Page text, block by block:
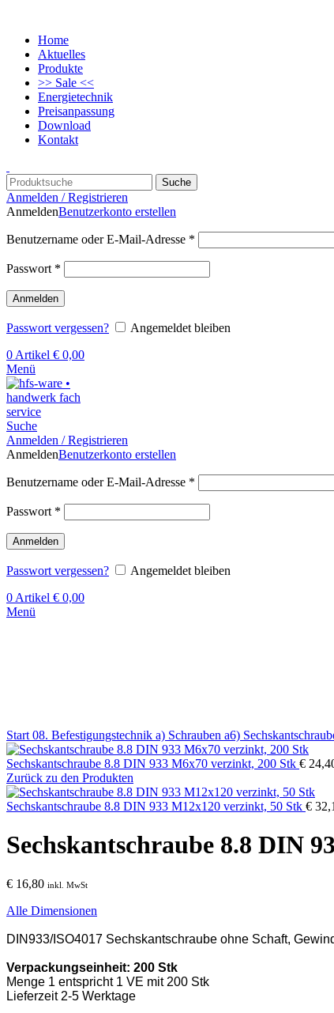
Home
Aktuelles
Produkte
>> Sale <<
Energietechnik
Preisanpassung
Download
Kontakt
Suche
Anmelden / Registrieren
AnmeldenBenutzerkonto erstellen
Benutzername oder E-Mail-Adresse *
Passwort *
Anmelden
Passwort vergessen?
Angemeldet bleiben
0 Artikel € 0,00
Menü
Suche
Anmelden / Registrieren
AnmeldenBenutzerkonto erstellen
Benutzername oder E-Mail-Adresse *
Passwort *
Anmelden
Passwort vergessen?
Angemeldet bleiben
0 Artikel € 0,00
Menü
Start 08. Befestigungstechnik a) Schrauben a6)
Sechskantschraube 8.8 DIN 933 M6x70 verzinkt, 200 Stk €
Zurück zu den Produkten
Sechskantschraube 8.8 DIN 933 M12x120 verzinkt, 50 Stk €
Sechskantschraube 8.8 DIN
€ 16,80 inkl. MwSt
Alle Dimensionen
DIN933/ISO4017 Sechskantschraube ohne Schaft,
Verpackungseinheit: 200 Stk
Menge 1 entspricht 1 VE mit 200 Stk
Lieferzeit 2-5 Werktage